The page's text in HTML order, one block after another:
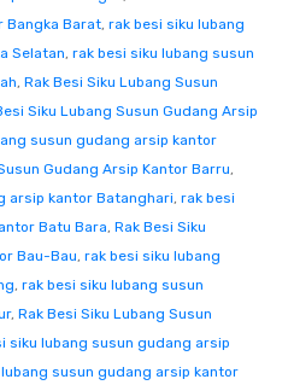
Bangka Barat, rak besi siku lubang
Selatan, rak besi siku lubang susun
, Rak Besi Siku Lubang Susun
Siku Lubang Susun Gudang Arsip
susun gudang arsip kantor
Gudang Arsip Kantor Barru,
arsip kantor Batanghari, rak besi
Batu Bara, Rak Besi Siku
Bau-Bau, rak besi siku lubang
, rak besi siku lubang susun
, Rak Besi Siku Lubang Susun
siku lubang susun gudang arsip
susun gudang arsip kantor